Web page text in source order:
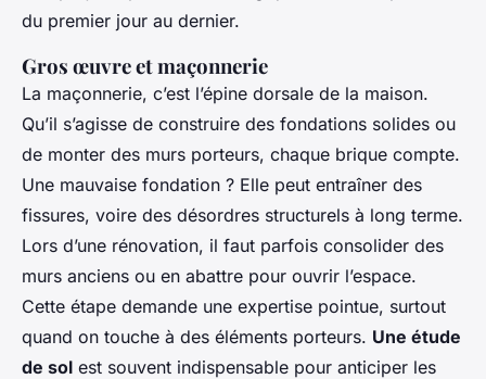
du premier jour au dernier.
Gros œuvre et maçonnerie
La maçonnerie, c’est l’épine dorsale de la maison.
Qu’il s’agisse de construire des fondations solides ou
de monter des murs porteurs, chaque brique compte.
Une mauvaise fondation ? Elle peut entraîner des
fissures, voire des désordres structurels à long terme.
Lors d’une rénovation, il faut parfois consolider des
murs anciens ou en abattre pour ouvrir l’espace.
Cette étape demande une expertise pointue, surtout
quand on touche à des éléments porteurs. Une étude
de sol est souvent indispensable pour anticiper les